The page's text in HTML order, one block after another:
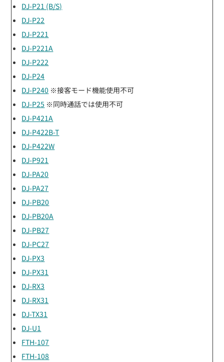
DJ-P21 (B/S)
DJ-P22
DJ-P221
DJ-P221A
DJ-P222
DJ-P24
DJ-P240 ※接客モード機能使用不可
DJ-P25 ※同時通話では使用不可
DJ-P421A
DJ-P422B-T
DJ-P422W
DJ-P921
DJ-PA20
DJ-PA27
DJ-PB20
DJ-PB20A
DJ-PB27
DJ-PC27
DJ-PX3
DJ-PX31
DJ-RX3
DJ-RX31
DJ-TX31
DJ-U1
FTH-107
FTH-108